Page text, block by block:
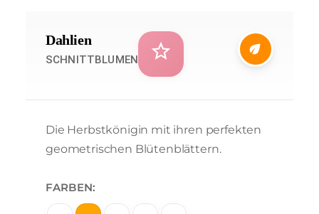
Dahlien
SCHNITTBLUMEN star_outline eco
Die Herbstkönigin mit ihren perfekten
geometrischen Blütenblättern.
FARBEN: